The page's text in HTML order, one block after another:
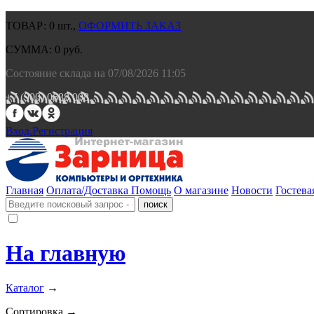
ТОВАР: 0 шт., ОФОРМИТЬ ЗАКАЗ
СУММА: 0 руб.
Состояние склада на 07/08/2026 11:05
+7 (900) 0688 008.
Вход.Регистрация
Главная Оплата/Доставка Помощь О магазине Новости
На главную
Каталог →
Сортировка →